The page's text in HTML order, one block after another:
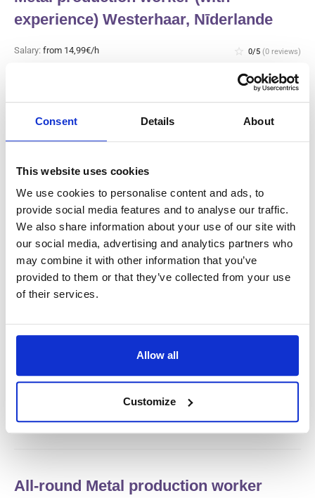
Consent Details About
This website uses cookies
We use cookies to personalise content and ads, to
provide social media features and to analyse our traffic.
We also share information about your use of our site with
our social media, advertising and analytics partners who
may combine it with other information that you’ve
provided to them or that they’ve collected from your use
of their services.
Allow all
Customize
experience) Westerhaar, Nīderlande
Salary: from 14,99€/h star_border 0/5 (0 reviews)
Available positions:
Gaļas rūpnīcas ražošanas darbinieks
un tīrītājs (ar pieredzi) Haarlem,
Nīderlande
tīrītājs (ar pieredzi) Haarlem, Nīderlande
Available positions:2/2
Position is open for:
All-round Metal production worker